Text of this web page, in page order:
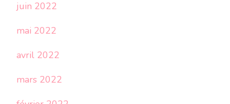
juin 2022
mai 2022
avril 2022
mars 2022